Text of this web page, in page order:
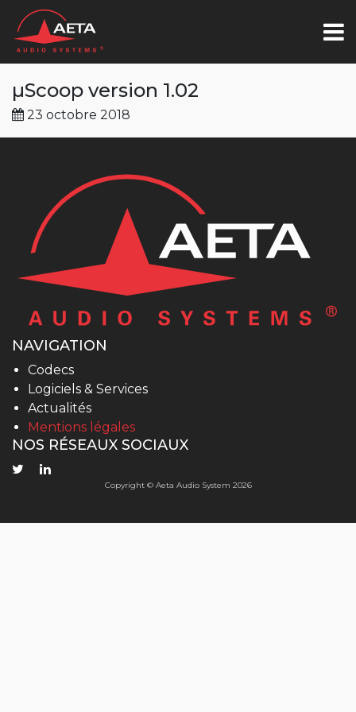
µScoop version 1.02
23 octobre 2018
NAVIGATION
Codecs
Logiciels & Services
Actualités
Mentions légales
NOS RÉSEAUX SOCIAUX
Copyright © Aeta Audio System 2026